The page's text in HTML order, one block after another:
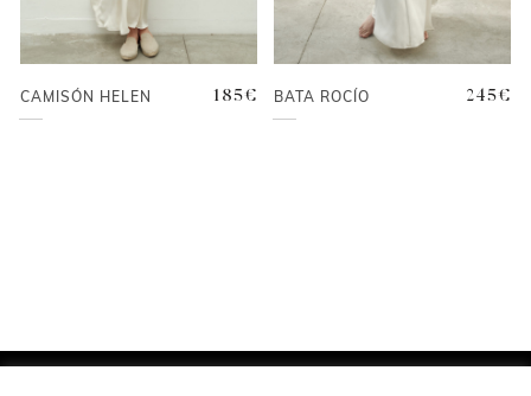
CAMISÓN HELEN 185€ BATA ROCÍO 245€